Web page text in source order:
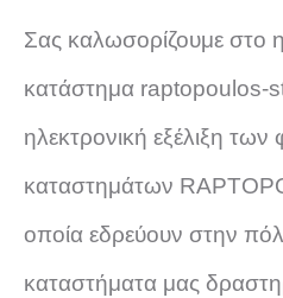
Σας καλωσορίζουμε στο
κατάστημα raptopoulos-
ηλεκτρονική εξέλιξη των
καταστημάτων
οποία εδρεύουν στην
καταστήματα μας